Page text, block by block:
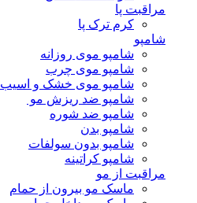
مراقبت پا
کرم ترک پا
شامپو
شامپو موی روزانه
شامپو موی چرب
شامپو موی خشک و اسیب
شامپو ضد ریزش مو
شامپو ضد شوره
شامپو بدن
شامپو بدون سولفات
شامپو کراتینه
مراقبت از مو
ماسک مو بیرون از حمام